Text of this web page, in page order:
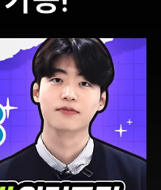
격생 이*원님
학원과 비교했을 때
격도 합리적이고,
의 퀄리티가 굉장히
아 합격했습니다.